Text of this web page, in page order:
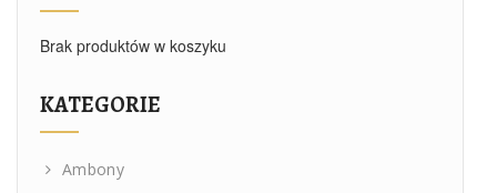
Brak produktów w koszyku
KATEGORIE
Ambony